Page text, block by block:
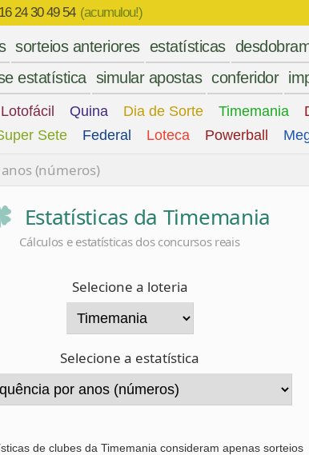
24 30 49 54 (acumulou!)
sorteios anteriores estatísticas
estatística simular apostas conferidor
Lotofácil Quina Dia de Sorte Timemania
Sete Federal Loteca Powerball
(números)
Estatísticas da Timemania
Cálculos e estatísticas dos concursos reais
Selecione a loteria
Selecione a estatística
de clubes da Timemania consideram apenas sorteios